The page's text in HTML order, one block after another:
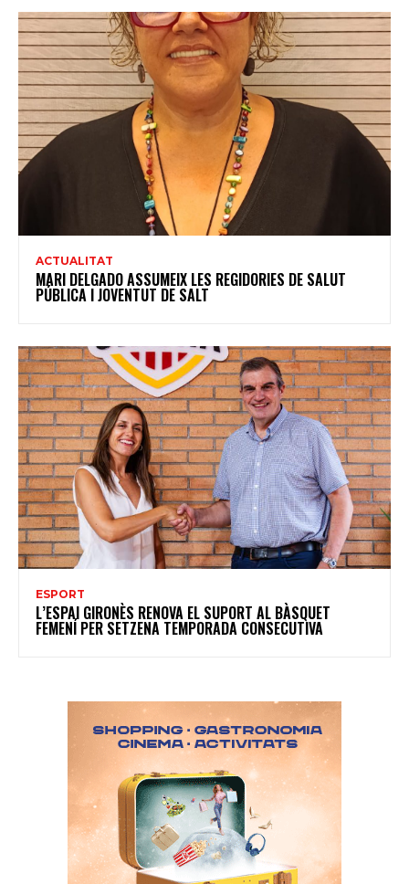
ACTUALITAT
MARI DELGADO ASSUMEIX LES REGIDORIES DE SALUT
PÚBLICA I JOVENTUT DE SALT
ESPORT
L’ESPAI GIRONÈS RENOVA EL SUPORT AL BÀSQUET
FEMENÍ PER SETZENA TEMPORADA CONSECUTIVA